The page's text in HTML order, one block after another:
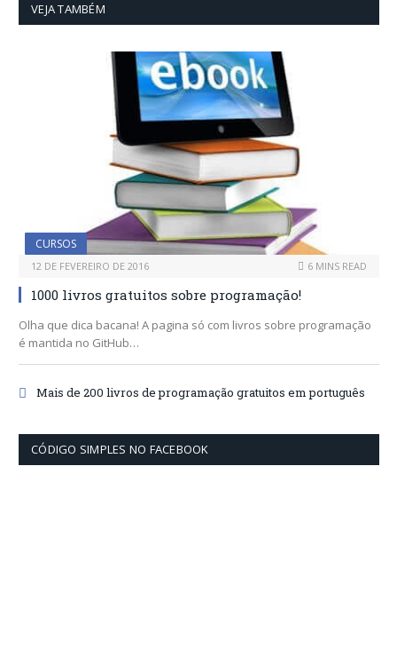
VEJA TAMBÉM
CURSOS
12 DE FEVEREIRO DE 2016 6 MINS READ
1000 livros gratuitos sobre programação!
Olha que dica bacana! A pagina só com livros sobre programação
é mantida no GitHub…
Mais de 200 livros de programação gratuitos em português
CÓDIGO SIMPLES NO FACEBOOK